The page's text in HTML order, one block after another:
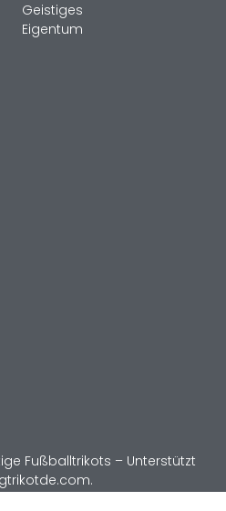
Geistiges
Eigentum
Fußballtrikots – Unterstützt